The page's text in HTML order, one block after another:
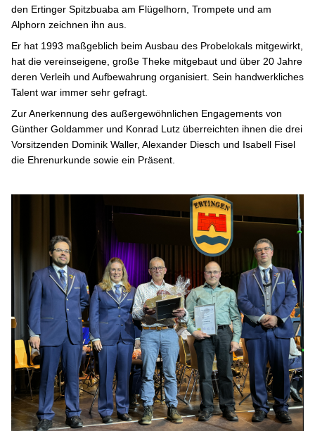
den Ertinger Spitzbuaba am Flügelhorn, Trompete und am
Alphorn zeichnen ihn aus.
Er hat 1993 maßgeblich beim Ausbau des Probelokals mitgewirkt,
hat die vereinseigene, große Theke mitgebaut und über 20 Jahre
deren Verleih und Aufbewahrung organisiert. Sein handwerkliches
Talent war immer sehr gefragt.
Zur Anerkennung des außergewöhnlichen Engagements von
Günther Goldammer und Konrad Lutz überreichten ihnen die drei
Vorsitzenden Dominik Waller, Alexander Diesch und Isabell Fisel
die Ehrenurkunde sowie ein Präsent.